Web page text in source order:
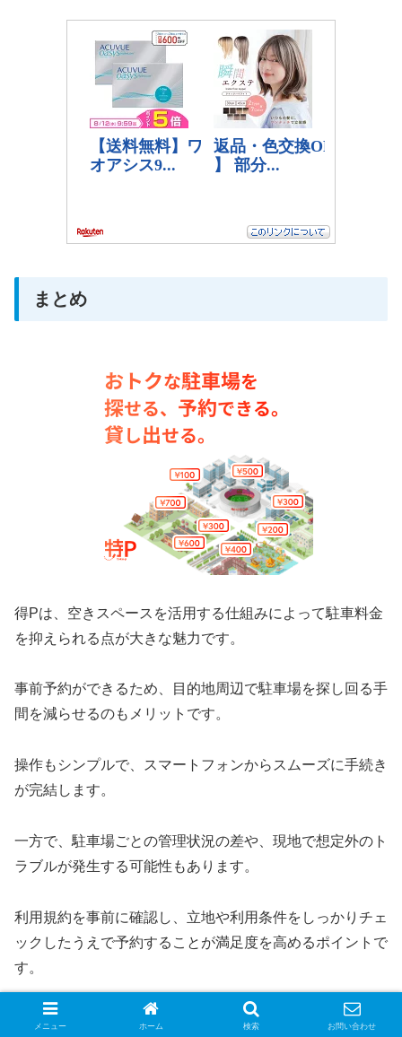
まとめ
得Pは、空きスペースを活用する仕組みによって駐車料金
を抑えられる点が大きな魅力です。
事前予約ができるため、目的地周辺で駐車場を探し回る手
間を減らせるのもメリットです。
操作もシンプルで、スマートフォンからスムーズに手続き
が完結します。
一方で、駐車場ごとの管理状況の差や、現地で想定外のト
ラブルが発生する可能性もあります。
利用規約を事前に確認し、立地や利用条件をしっかりチェ
ックしたうえで予約することが満足度を高めるポイントで
す。
メリットと注意点の両方を理解し、状況に応じて活用して
メニュー ホーム 検索 お問い合わせ